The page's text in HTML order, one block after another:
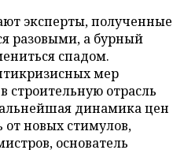
эксперты, полученные
разовыми, а бурный
спадом.
мер
строительную отрасль
динамика цен
от новых стимулов,
основатель